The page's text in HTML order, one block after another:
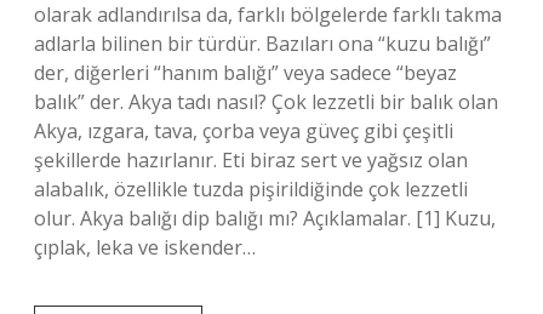
olarak adlandırılsa da, farklı bölgelerde farklı takma
adlarla bilinen bir türdür. Bazıları ona “kuzu balığı”
der, diğerleri “hanım balığı” veya sadece “beyaz
balık” der. Akya tadı nasıl? Çok lezzetli bir balık olan
Akya, ızgara, tava, çorba veya güveç gibi çeşitli
şekillerde hazırlanır. Eti biraz sert ve yağsız olan
alabalık, özellikle tuzda pişirildiğinde çok lezzetli
olur. Akya balığı dip balığı mı? Açıklamalar. [1] Kuzu,
çıplak, leka ve iskender…